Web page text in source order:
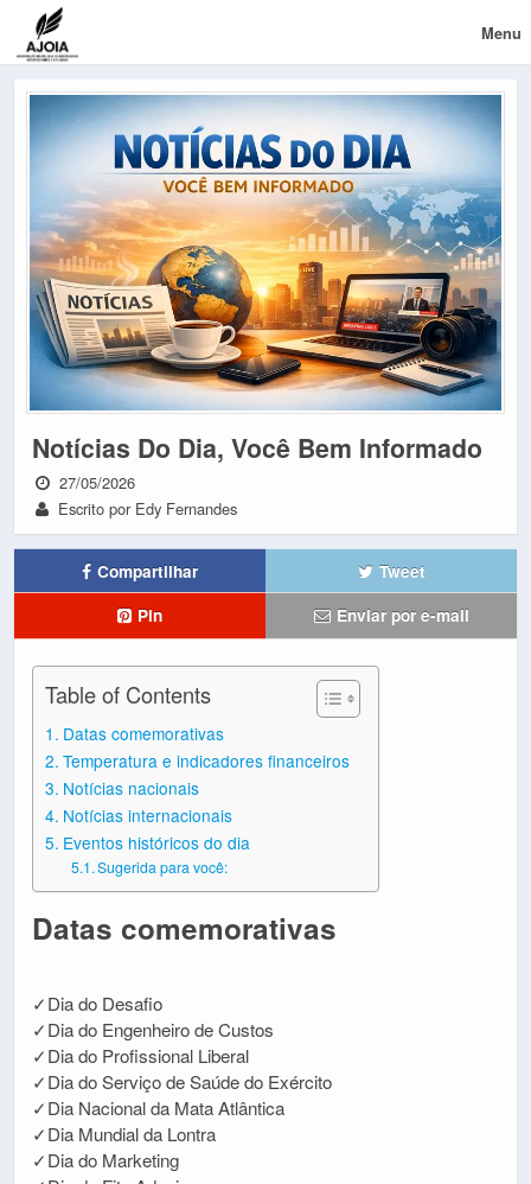
Menu
Notícias Do Dia, Você Bem Informado
27/05/2026
Escrito por Edy Fernandes
Compartilhar
Tweet
Pin
Enviar por e-mail
Table of Contents
Datas comemorativas
Temperatura e indicadores financeiros
Notícias nacionais
Notícias internacionais
Eventos históricos do dia
Sugerida para você:
Datas comemorativas
✓Dia do Desafio
✓Dia do Engenheiro de Custos
✓Dia do Profissional Liberal
✓Dia do Serviço de Saúde do Exército
✓Dia Nacional da Mata Atlântica
✓Dia Mundial da Lontra
✓Dia do Marketing